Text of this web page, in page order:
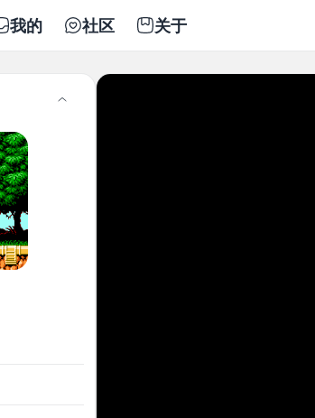
我的 社区 关于